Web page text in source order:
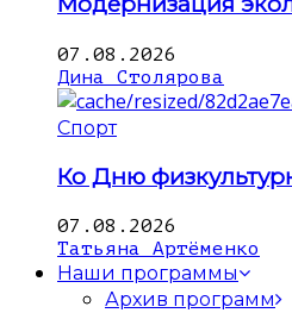
07.08.2026
Дина Столярова
Спорт
Ко Дню
07.08.2026
Татьяна Артёменко
Наши программы
Архив программ